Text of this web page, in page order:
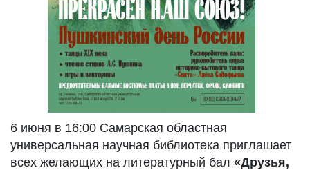
6 июня в 16:00 Самарская областная
универсальная научная библиотека приглашает
всех желающих на литературный бал «Друзья,